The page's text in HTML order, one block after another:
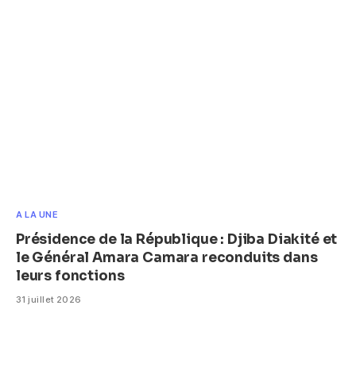
A LA UNE
Présidence de la République : Djiba Diakité et
le Général Amara Camara reconduits dans
leurs fonctions
31 juillet 2026